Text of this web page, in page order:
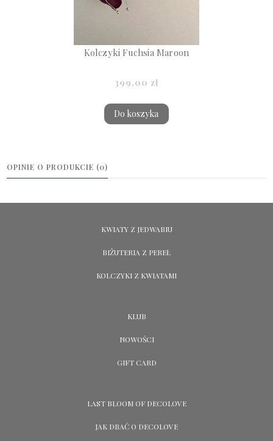
Kolczyki Fuchsia Maroon
399,00 zł
Do koszyka
OPINIE O PRODUKCIE (0)
KWIATY Z JEDWABIU
BIŻUTERIA Z PEREŁ
KOLCZYKI Z KWIATAMI
KLUB
NOWOŚCI
GIFT CARD
LAST BLOOM OF DECOLOVE
JAK DBAĆ O DECOLOVE